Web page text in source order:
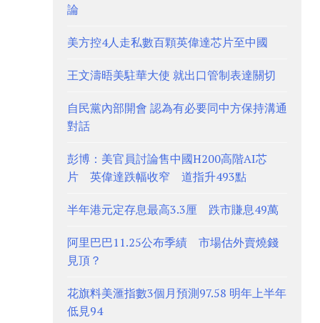
論
美方控4人走私數百顆英偉達芯片至中國
王文濤晤美駐華大使 就出口管制表達關切
自民黨內部開會 認為有必要同中方保持溝通
對話
彭博：美官員討論售中國H200高階AI芯
片 英偉達跌幅收窄 道指升493點
半年港元定存息最高3.3厘 跌市賺息49萬
阿里巴巴11.25公布季績 市場估外賣燒錢
見頂？
花旗料美滙指數3個月預測97.58 明年上半年
低見94